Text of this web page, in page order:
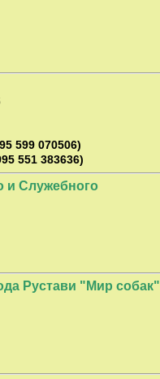
599 070506)
551 383636)
и Служебного
Рустави "Мир собак"